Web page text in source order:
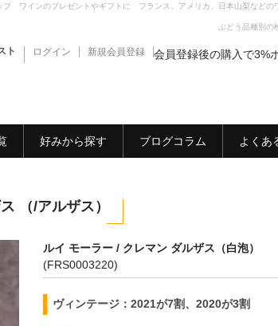
ワインのプレゼントやギフトに フランス、アメリカ、日本山梨などの
ぶどう品種別
ト ログイン 新規会員登録 会員登録後の購入で3%
好みから探す ブログコラム よくあ
（/アルザス）
ルイ モーラー / クレマン ダルザス（白泡）
(FRS0003220)
ヴィンテージ：2021が7割、2020が3割